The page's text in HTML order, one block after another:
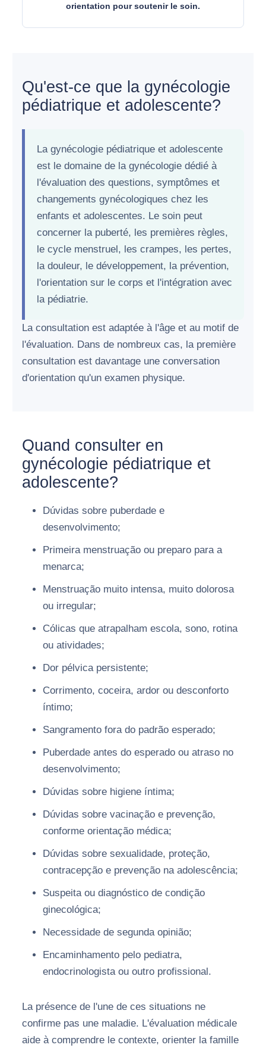
orientation pour soutenir le soin.
Qu'est-ce que la gynécologie
pédiatrique et adolescente?
La gynécologie pédiatrique et adolescente
est le domaine de la gynécologie dédié à
l'évaluation des questions, symptômes et
changements gynécologiques chez les
enfants et adolescentes. Le soin peut
concerner la puberté, les premières règles,
le cycle menstruel, les crampes, les pertes,
la douleur, le développement, la prévention,
l'orientation sur le corps et l'intégration avec
la pédiatrie.
La consultation est adaptée à l'âge et au motif de
l'évaluation. Dans de nombreux cas, la première
consultation est davantage une conversation
d'orientation qu'un examen physique.
Quand consulter en
gynécologie pédiatrique et
adolescente?
Dúvidas sobre puberdade e
desenvolvimento;
Primeira menstruação ou preparo para a
menarca;
Menstruação muito intensa, muito dolorosa
ou irregular;
Cólicas que atrapalham escola, sono, rotina
ou atividades;
Dor pélvica persistente;
Corrimento, coceira, ardor ou desconforto
íntimo;
Sangramento fora do padrão esperado;
Puberdade antes do esperado ou atraso no
desenvolvimento;
Dúvidas sobre higiene íntima;
Dúvidas sobre vacinação e prevenção,
conforme orientação médica;
Dúvidas sobre sexualidade, proteção,
contracepção e prevenção na adolescência;
Suspeita ou diagnóstico de condição
ginecológica;
Necessidade de segunda opinião;
Encaminhamento pelo pediatra,
endocrinologista ou outro profissional.
La présence de l'une de ces situations ne
confirme pas une maladie. L'évaluation médicale
aide à comprendre le contexte, orienter la famille